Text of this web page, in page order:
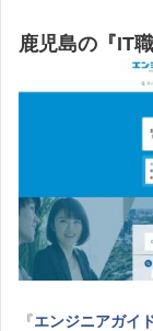
鹿児島の『IT
『エンジニアガイ